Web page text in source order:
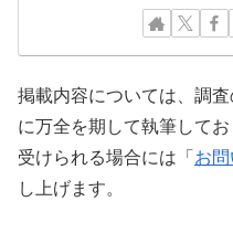
掲載内容については、調
に万全を期して執筆して
受けられる場合には「 お
し上げます。